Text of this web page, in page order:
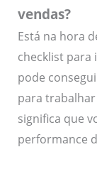
vendas?
Está na hora
checklist para
pode
para trabalhar
significa que
performance